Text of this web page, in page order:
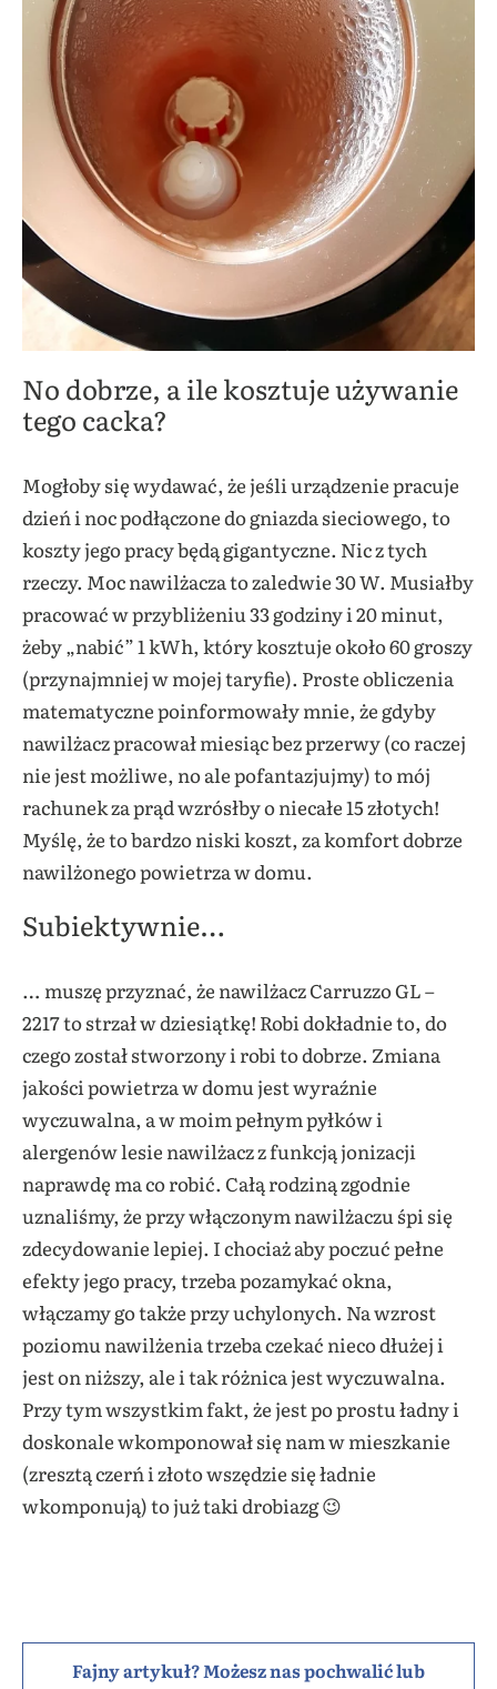
No dobrze, a ile kosztuje używanie
tego cacka?
Mogłoby się wydawać, że jeśli urządzenie pracuje
dzień i noc podłączone do gniazda sieciowego, to
koszty jego pracy będą gigantyczne. Nic z tych
rzeczy. Moc nawilżacza to zaledwie 30 W. Musiałby
pracować w przybliżeniu 33 godziny i 20 minut,
żeby „nabić” 1 kWh, który kosztuje około 60 groszy
(przynajmniej w mojej taryfie). Proste obliczenia
matematyczne poinformowały mnie, że gdyby
nawilżacz pracował miesiąc bez przerwy (co raczej
nie jest możliwe, no ale pofantazjujmy) to mój
rachunek za prąd wzrósłby o niecałe 15 złotych!
Myślę, że to bardzo niski koszt, za komfort dobrze
nawilżonego powietrza w domu.
Subiektywnie…
… muszę przyznać, że nawilżacz Carruzzo GL –
2217 to strzał w dziesiątkę! Robi dokładnie to, do
czego został stworzony i robi to dobrze. Zmiana
jakości powietrza w domu jest wyraźnie
wyczuwalna, a w moim pełnym pyłków i
alergenów lesie nawilżacz z funkcją jonizacji
naprawdę ma co robić. Całą rodziną zgodnie
uznaliśmy, że przy włączonym nawilżaczu śpi się
zdecydowanie lepiej. I chociaż aby poczuć pełne
efekty jego pracy, trzeba pozamykać okna,
włączamy go także przy uchylonych. Na wzrost
poziomu nawilżenia trzeba czekać nieco dłużej i
jest on niższy, ale i tak różnica jest wyczuwalna.
Przy tym wszystkim fakt, że jest po prostu ładny i
doskonale wkomponował się nam w mieszkanie
(zresztą czerń i złoto wszędzie się ładnie
wkomponują) to już taki drobiazg 😉
Fajny artykuł? Możesz nas pochwalić lub